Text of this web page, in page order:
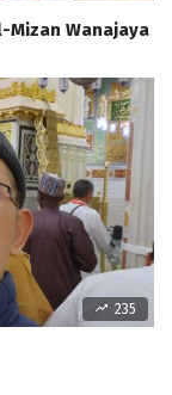
Mizan Wanajaya
235